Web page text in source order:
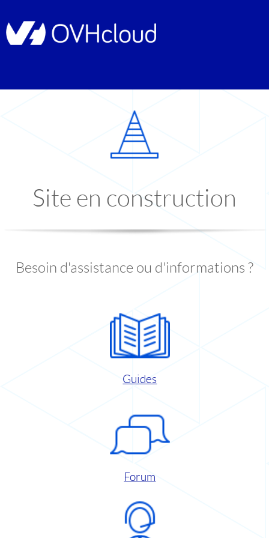
Site en construction
Besoin d'assistance ou d'informations ?
Guides
Forum